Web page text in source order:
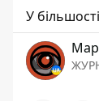
У